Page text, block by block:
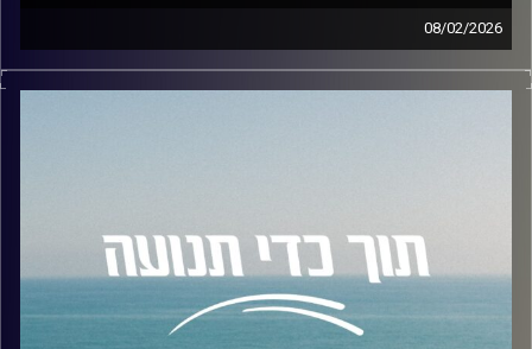
קרדיט תמונות:
08/02/2026
בפרק היום אנחנו מדברים על אחד הנושאים החשובים
והמורכבים בעולם הביצועים: החוסן המנטלי והגמישות
היכולת לשחרר את הנוקשות היא זו שבונה מתאמנים חזקים
לשם כך הזמנתי לשיחה את רמי ורדי, חוקר בתחום
הפסיכולוגיה של הספורט והפעילות הגופנית וסטודנט